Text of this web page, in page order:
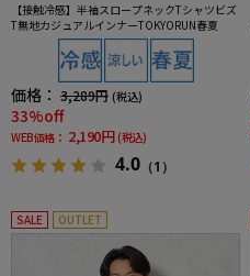
【接触冷感】半袖スロープネックTシャツビズ
T無地カジュアルインナーTOKYORUN春夏
価格： 3,289円 (税込)
33%off
WEB価格： 2,190円 (税込)
4.0 （1）
SALE OUTLET